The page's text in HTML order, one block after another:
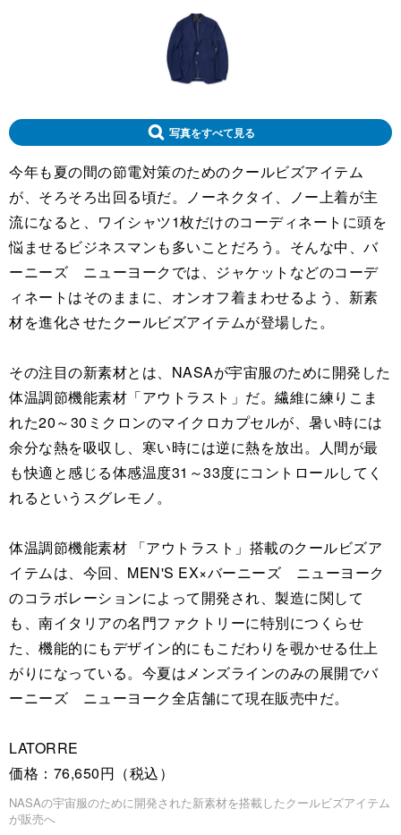
写真をすべて見る
今年も夏の間の節電対策のためのクールビズアイテム
が、そろそろ出回る頃だ。ノーネクタイ、ノー上着が主
流になると、ワイシャツ1枚だけのコーディネートに頭を
悩ませるビジネスマンも多いことだろう。そんな中、バ
ーニーズ ニューヨークでは、ジャケットなどのコーデ
ィネートはそのままに、オンオフ着まわせるよう、新素
材を進化させたクールビズアイテムが登場した。
その注目の新素材とは、NASAが宇宙服のために開発した
体温調節機能素材「アウトラスト」だ。繊維に練りこま
れた20～30ミクロンのマイクロカプセルが、暑い時には
余分な熱を吸収し、寒い時には逆に熱を放出。人間が最
も快適と感じる体感温度31～33度にコントロールしてく
れるというスグレモノ。
体温調節機能素材 「アウトラスト」搭載のクールビズア
イテムは、今回、MEN'S EX×バーニーズ ニューヨーク
のコラボレーションによって開発され、製造に関して
も、南イタリアの名門ファクトリーに特別につくらせ
た、機能的にもデザイン的にもこだわりを覗かせる仕上
がりになっている。今夏はメンズラインのみの展開でバ
ーニーズ ニューヨーク全店舗にて現在販売中だ。
LATORRE
価格：76,650円（税込）
NASAの宇宙服のために開発された新素材を搭載したクールビズアイテム
が販売へ